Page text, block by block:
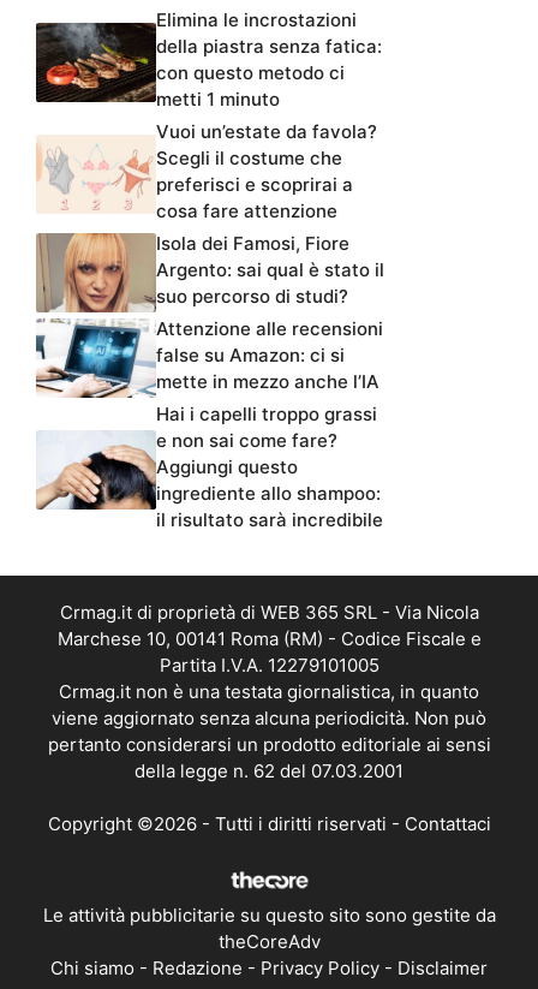
Elimina le incrostazioni
della piastra senza fatica:
con questo metodo ci
metti 1 minuto
Vuoi un’estate da favola?
Scegli il costume che
preferisci e scoprirai a
cosa fare attenzione
Isola dei Famosi, Fiore
Argento: sai qual è stato il
suo percorso di studi?
Attenzione alle recensioni
false su Amazon: ci si
mette in mezzo anche l’IA
Hai i capelli troppo grassi
e non sai come fare?
Aggiungi questo
ingrediente allo shampoo:
il risultato sarà incredibile
Crmag.it di proprietà di WEB 365 SRL - Via Nicola
Marchese 10, 00141 Roma (RM) - Codice Fiscale e
Partita I.V.A. 12279101005
Crmag.it non è una testata giornalistica, in quanto
viene aggiornato senza alcuna periodicità. Non può
pertanto considerarsi un prodotto editoriale ai sensi
della legge n. 62 del 07.03.2001
Copyright ©2026 - Tutti i diritti riservati - Contattaci
Le attività pubblicitarie su questo sito sono gestite da
theCoreAdv
Chi siamo - Redazione - Privacy Policy - Disclaimer